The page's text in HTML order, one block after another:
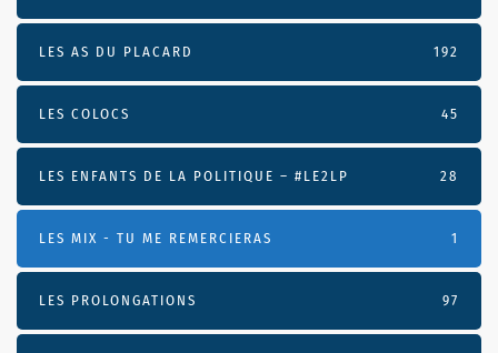
LES AS DU PLACARD 192
LES COLOCS 45
LES ENFANTS DE LA POLITIQUE – #LE2LP 28
LES MIX - TU ME REMERCIERAS 1
LES PROLONGATIONS 97